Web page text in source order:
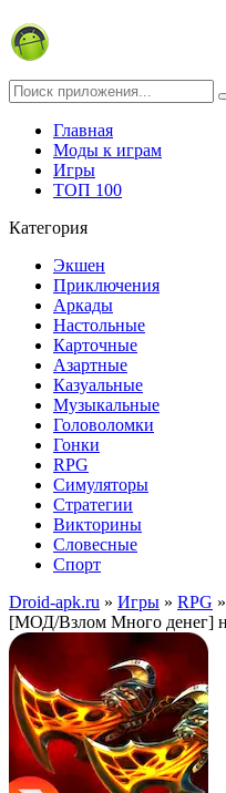
Главная
Моды к играм
Игры
ТОП 100
Категория
Экшен
Приключения
Аркады
Настольные
Карточные
Азартные
Казуальные
Музыкальные
Головоломки
Гонки
RPG
Симуляторы
Стратегии
Викторины
Словесные
Спорт
Droid-apk.ru » Игры » RPG
[МОД/Взлом Много денег]